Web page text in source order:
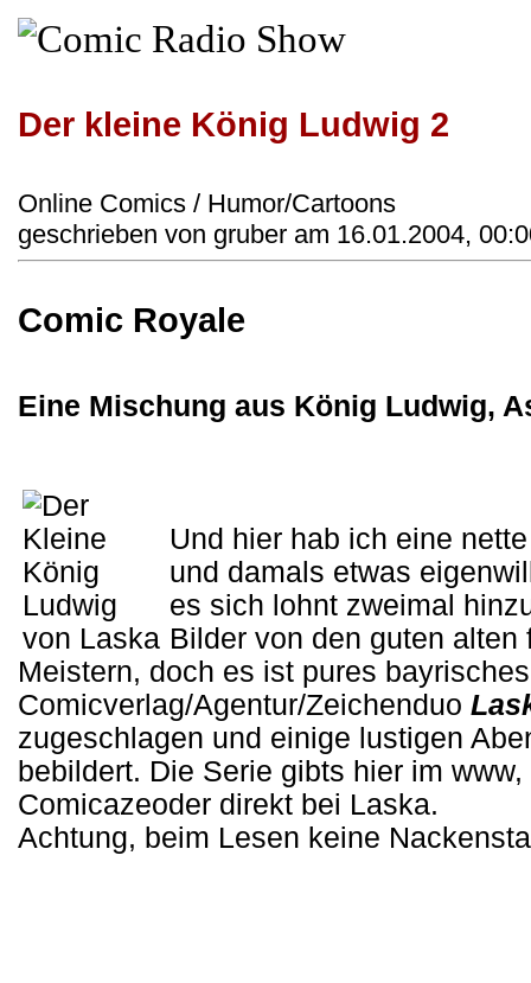
Der kleine König Ludwig 2
Online Comics / Humor/Cartoons
geschrieben von gruber am 16.01.2004,
Comic Royale
Eine Mischung aus König Ludwig,
Und hier hab ich eine
und damals etwas
es sich lohnt zweimal
Bilder von den guten
Meistern, doch es ist pures
Comicverlag/Agentur/Zeichenduo
zugeschlagen und einige lustigen
bebildert. Die Serie gibts hier im
Comicazeoder direkt bei Laska.
Achtung, beim Lesen keine